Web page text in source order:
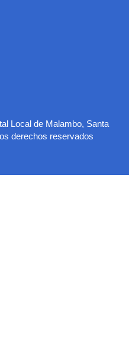
Local de Malambo, Santa
derechos reservados